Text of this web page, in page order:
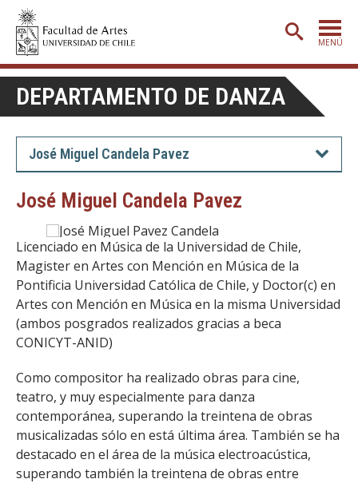
MENÚ
PORTADA
ADMISIÓN
ETAPA BÁSICA
CARRERAS
POSTGRADO
EXTENSIÓN
CREACIÓNE INVESTIGACIÓN
BIBLIOTECA
DEPARTAMENTOS
Estudiantes
Académicas/os
Funcionarias/os
Egresadas/os
DEPARTAMENTO DE DANZA
José Miguel Candela Pavez
José Miguel Candela Pavez
Licenciado en Música de la Universidad de Chile,
Magister en Artes con Mención en Música de la
Pontificia Universidad Católica de Chile, y Doctor(c) en
Artes con Mención en Música en la misma Universidad
(ambos posgrados realizados gracias a beca
CONICYT-ANID)
Como compositor ha realizado obras para cine,
teatro, y muy especialmente para danza
contemporánea, superando la treintena de obras
musicalizadas sólo en está última área. También se ha
destacado en el área de la música electroacústica,
superando también la treintena de obras entre